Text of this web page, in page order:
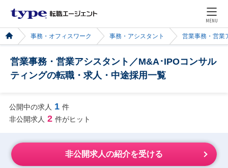
MENU
事務・オフィスワーク 事務・アシスタント 営業事務・営業
営業事務・営業アシスタント／M&A･IPOコンサル
ティングの転職・求人・中途採用一覧
公開中の求人 1 件
非公開求人 2 件がヒット
非公開求人の紹介を受ける